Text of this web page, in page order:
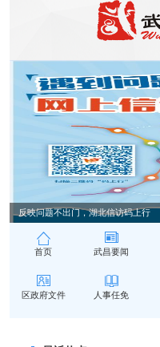
反映问题不出门，湖北信访码上行
首页 武昌要闻
区政府文件 人事任免